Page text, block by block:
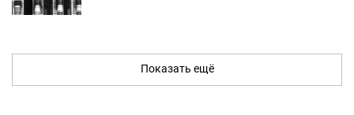
Показать ещё